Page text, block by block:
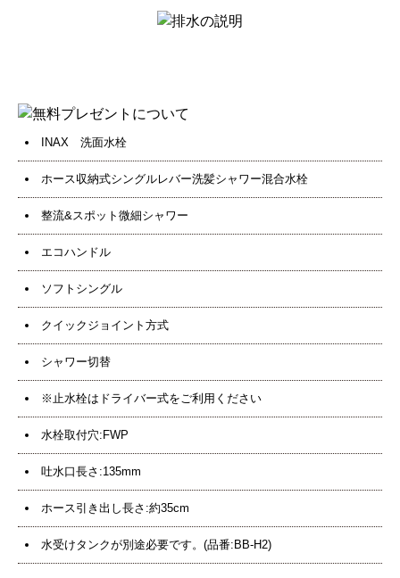
INAX 洗面水栓
ホース収納式シングルレバー洗髪シャワー混合水栓
整流&スポット微細シャワー
エコハンドル
ソフトシングル
クイックジョイント方式
シャワー切替
※止水栓はドライバー式をご利用ください
水栓取付穴:FWP
吐水口長さ:135mm
ホース引き出し長さ:約35cm
水受けタンクが別途必要です。(品番:BB-H2)